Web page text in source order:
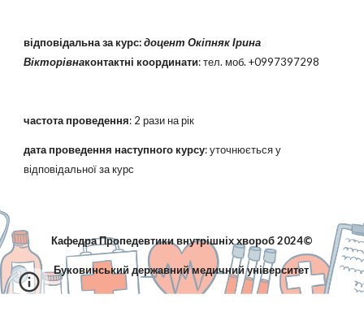
відповідальна за курс: доцент Окіпняк Ірина
Вікторівнаконтактні координати: тел. моб. +0997397298
частота проведення: 2 рази на рік
дата проведення наступного курсу:уточнюється у
відповідальної за курс
Кафедра Пропедевтики внутрішніх хвороб 2024©
Буковинський державний медичний університет